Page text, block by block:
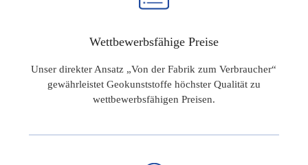
Wettbewerbsfähige Preise
Unser direkter Ansatz „Von der Fabrik zum Verbraucher“
gewährleistet Geokunststoffe höchster Qualität zu
wettbewerbsfähigen Preisen.